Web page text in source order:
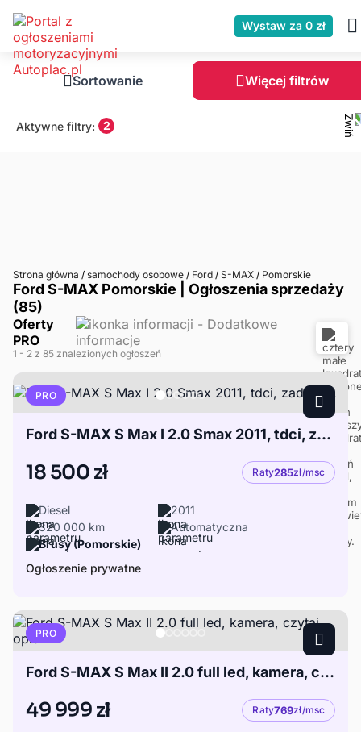
Wystaw za 0 zł
Sortowanie Więcej filtrów
Aktywne filtry: 2
Strona główna / samochody osobowe / Ford / S-MAX / Pomorskie
Ford S-MAX Pomorskie | Ogłoszenia sprzedaży
(85)
Oferty
PRO
1 - 2 z 85 znalezionych ogłoszeń
PRO
Ford S-MAX S Max I 2.0 Smax 2011, tdci, zadbany,
18 500 zł Raty285zł/msc
Diesel
2011
320 000 km
Automatyczna
Brusy (Pomorskie)
Ogłoszenie prywatne
PRO
Ford S-MAX S Max II 2.0 full led, kamera, czytaj opis
49 999 zł Raty769zł/msc